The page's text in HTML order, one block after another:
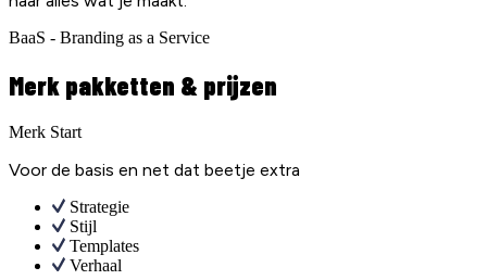
BaaS - Branding as a Service
Merk pakketten & prijzen
Merk Start
Voor de basis en net dat beetje extra
Strategie
Stijl
Templates
Verhaal